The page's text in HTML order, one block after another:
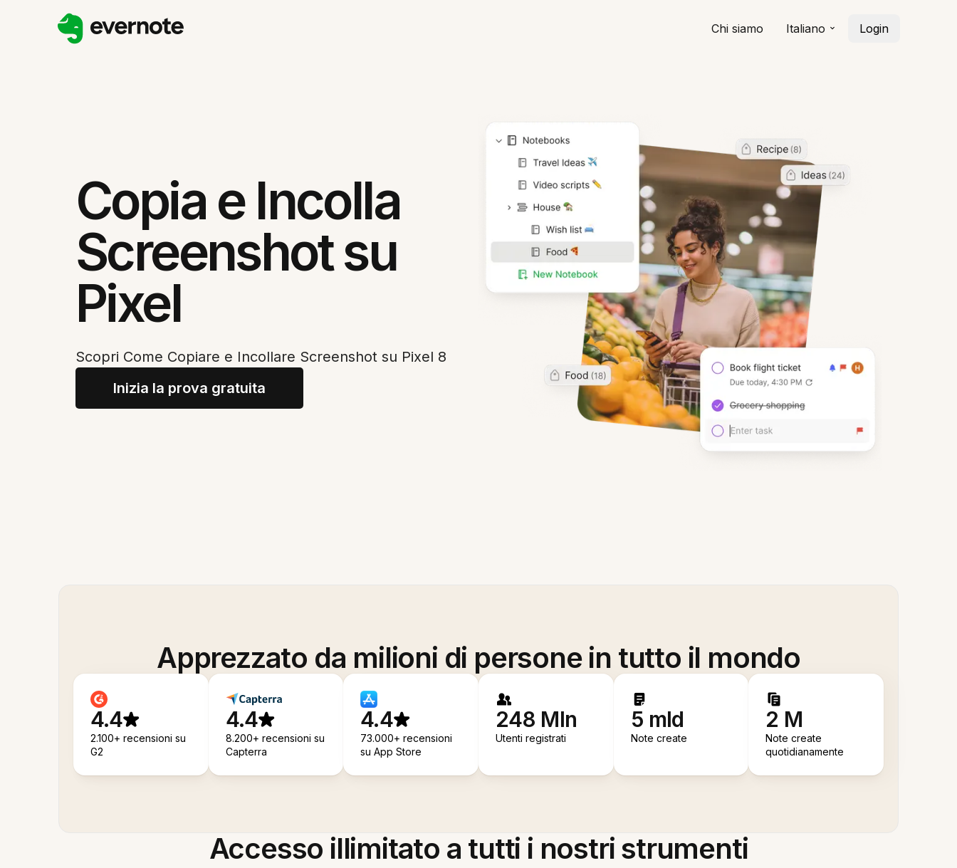
Chi siamo Italiano Login
Copia e Incolla
Screenshot su
Pixel
Scopri Come Copiare e Incollare Screenshot su Pixel 8
Inizia la prova gratuita
Apprezzato da milioni di persone in tutto il mondo
4.4
2.100+ recensioni su
G2
4.4
8.200+ recensioni su
Capterra
4.4
73.000+ recensioni
su App Store
248 Mln
Utenti registrati
5 mld
Note create
2 M
Note create
quotidianamente
Accesso illimitato a tutti i nostri strumenti